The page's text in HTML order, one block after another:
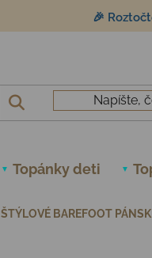
🎉
Topánky deti
ŠTÝLOVÉ BAREFOOT